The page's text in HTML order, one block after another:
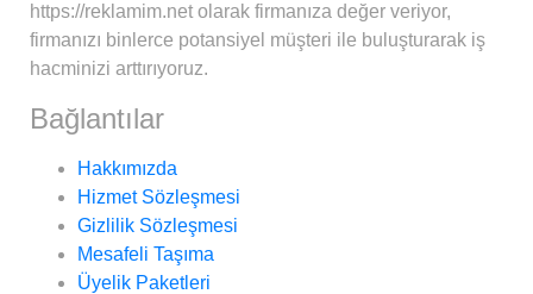
https://reklamim.net olarak firmanıza değer veriyor,
firmanızı binlerce potansiyel müşteri ile buluşturarak iş
hacminizi arttırıyoruz.
Bağlantılar
Hakkımızda
Hizmet Sözleşmesi
Gizlilik Sözleşmesi
Mesafeli Taşıma
Üyelik Paketleri